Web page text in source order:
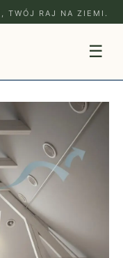
TWÓJ RAJ NA ZIEMI.
☰